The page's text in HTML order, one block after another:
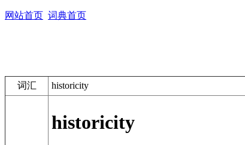
网站首页 词典首页
词汇 historicity
historicity